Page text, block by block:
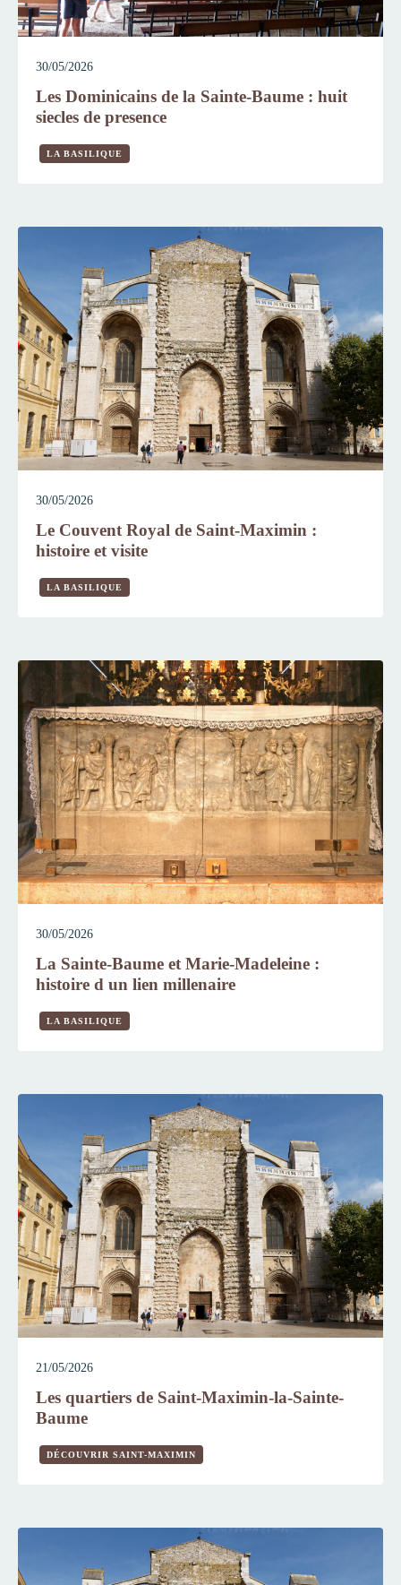
30/05/2026
Les Dominicains de la Sainte-Baume : huit
siecles de presence
LA BASILIQUE
30/05/2026
Le Couvent Royal de Saint-Maximin :
histoire et visite
LA BASILIQUE
30/05/2026
La Sainte-Baume et Marie-Madeleine :
histoire d un lien millenaire
LA BASILIQUE
21/05/2026
Les quartiers de Saint-Maximin-la-Sainte-
Baume
DÉCOUVRIR SAINT-MAXIMIN